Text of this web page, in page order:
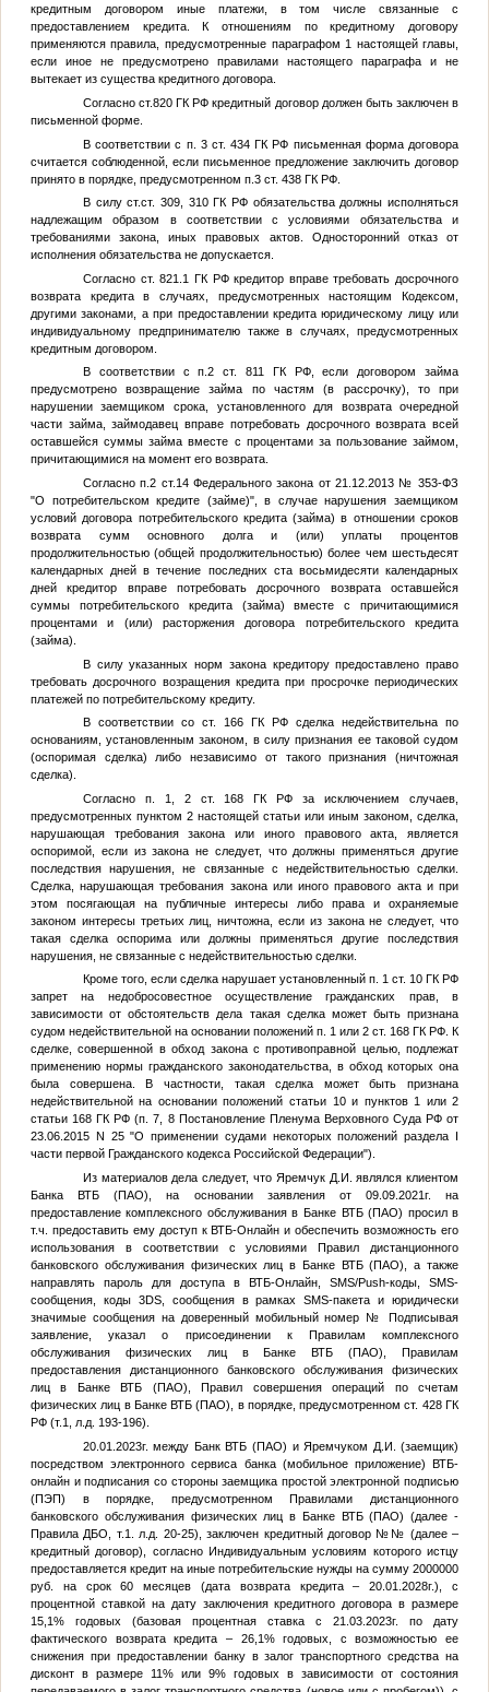
кредитным договором иные платежи, в том числе связанные с
предоставлением кредита. К отношениям по кредитному договору
применяются правила, предусмотренные параграфом 1 настоящей главы,
если иное не предусмотрено правилами настоящего параграфа и не
вытекает из существа кредитного договора.
Согласно ст.820 ГК РФ кредитный договор должен быть заключен в
письменной форме.
В соответствии с п. 3 ст. 434 ГК РФ письменная форма договора
считается соблюденной, если письменное предложение заключить договор
принято в порядке, предусмотренном п.3 ст. 438 ГК РФ.
В силу ст.ст. 309, 310 ГК РФ обязательства должны исполняться
надлежащим образом в соответствии с условиями обязательства и
требованиями закона, иных правовых актов. Односторонний отказ от
исполнения обязательства не допускается.
Согласно ст. 821.1 ГК РФ кредитор вправе требовать досрочного
возврата кредита в случаях, предусмотренных настоящим Кодексом,
другими законами, а при предоставлении кредита юридическому лицу или
индивидуальному предпринимателю также в случаях, предусмотренных
кредитным договором.
В соответствии с п.2 ст. 811 ГК РФ, если договором займа
предусмотрено возвращение займа по частям (в рассрочку), то при
нарушении заемщиком срока, установленного для возврата очередной
части займа, займодавец вправе потребовать досрочного возврата всей
оставшейся суммы займа вместе с процентами за пользование займом,
причитающимися на момент его возврата.
Согласно п.2 ст.14 Федерального закона от 21.12.2013 № 353-ФЗ
"О потребительском кредите (займе)", в случае нарушения заемщиком
условий договора потребительского кредита (займа) в отношении сроков
возврата сумм основного долга и (или) уплаты процентов
продолжительностью (общей продолжительностью) более чем шестьдесят
календарных дней в течение последних ста восьмидесяти календарных
дней кредитор вправе потребовать досрочного возврата оставшейся
суммы потребительского кредита (займа) вместе с причитающимися
процентами и (или) расторжения договора потребительского кредита
(займа).
В силу указанных норм закона кредитору предоставлено право
требовать досрочного возращения кредита при просрочке периодических
платежей по потребительскому кредиту.
В соответствии со ст. 166 ГК РФ сделка недействительна по
основаниям, установленным законом, в силу признания ее таковой судом
(оспоримая сделка) либо независимо от такого признания (ничтожная
сделка).
Согласно п. 1, 2 ст. 168 ГК РФ за исключением случаев,
предусмотренных пунктом 2 настоящей статьи или иным законом, сделка,
нарушающая требования закона или иного правового акта, является
оспоримой, если из закона не следует, что должны применяться другие
последствия нарушения, не связанные с недействительностью сделки.
Сделка, нарушающая требования закона или иного правового акта и при
этом посягающая на публичные интересы либо права и охраняемые
законом интересы третьих лиц, ничтожна, если из закона не следует, что
такая сделка оспорима или должны применяться другие последствия
нарушения, не связанные с недействительностью сделки.
Кроме того, если сделка нарушает установленный п. 1 ст. 10 ГК РФ
запрет на недобросовестное осуществление гражданских прав, в
зависимости от обстоятельств дела такая сделка может быть признана
судом недействительной на основании положений п. 1 или 2 ст. 168 ГК РФ. К
сделке, совершенной в обход закона с противоправной целью, подлежат
применению нормы гражданского законодательства, в обход которых она
была совершена. В частности, такая сделка может быть признана
недействительной на основании положений статьи 10 и пунктов 1 или 2
статьи 168 ГК РФ (п. 7, 8 Постановление Пленума Верховного Суда РФ от
23.06.2015 N 25 "О применении судами некоторых положений раздела I
части первой Гражданского кодекса Российской Федерации").
Из материалов дела следует, что Яремчук Д.И. являлся клиентом
Банка ВТБ (ПАО), на основании заявления от 09.09.2021г. на
предоставление комплексного обслуживания в Банке ВТБ (ПАО) просил в
т.ч. предоставить ему доступ к ВТБ-Онлайн и обеспечить возможность его
использования в соответствии с условиями Правил дистанционного
банковского обслуживания физических лиц в Банке ВТБ (ПАО), а также
направлять пароль для доступа в ВТБ-Онлайн, SMS/Push-коды, SMS-
сообщения, коды 3DS, сообщения в рамках SMS-пакета и юридически
значимые сообщения на доверенный мобильный номер №
Подписывая
заявление, указал о присоединении к Правилам комплексного
обслуживания физических лиц в Банке ВТБ (ПАО), Правилам
предоставления дистанционного банковского обслуживания физических
лиц в Банке ВТБ (ПАО), Правил совершения операций по счетам
физических лиц в Банке ВТБ (ПАО), в порядке, предусмотренном ст. 428 ГК
РФ (т.1, л.д. 193-196).
20.01.2023г. между Банк ВТБ (ПАО) и Яремчуком Д.И. (заемщик)
посредством электронного сервиса банка (мобильное приложение) ВТБ-
онлайн и подписания со стороны заемщика простой электронной подписью
(ПЭП) в порядке, предусмотренном Правилами дистанционного
банковского обслуживания физических лиц в Банке ВТБ (ПАО) (далее -
Правила ДБО, т.1. л.д. 20-25), заключен кредитный договор № № (далее –
кредитный договор), согласно Индивидуальным условиям которого истцу
предоставляется кредит на иные потребительские нужды на сумму 2000000
руб. на срок 60 месяцев (дата возврата кредита – 20.01.2028г.), с
процентной ставкой на дату заключения кредитного договора в размере
15,1% годовых (базовая процентная ставка с 21.03.2023г. по дату
фактического возврата кредита – 26,1% годовых, с возможностью ее
снижения при предоставлении банку в залог транспортного средства на
дисконт в размере 11% или 9% годовых в зависимости от состояния